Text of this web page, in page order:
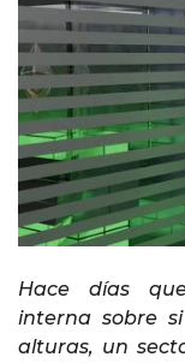
Hace días
interna sobre
alturas, un